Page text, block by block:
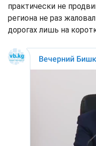
практически не
региона не раз
дорогах лишь на